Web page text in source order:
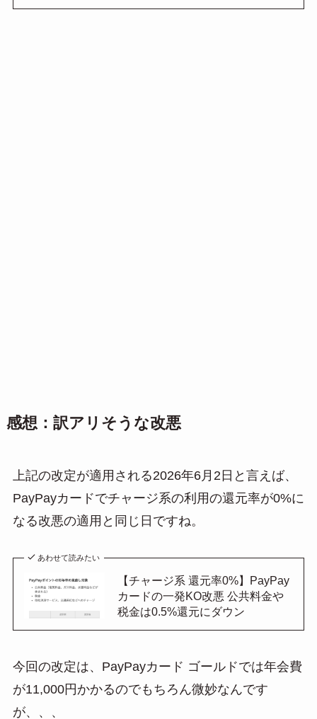
感想：訳アリそうな改悪
上記の改定が適用される2026年6月2日と言えば、
PayPayカードでチャージ系の利用の還元率が0%に
なる改悪の適用と同じ日ですね。
あわせて読みたい
【チャージ系 還元率0%】PayPay
カードの一発KO改悪 公共料金や
税金は0.5%還元にダウン
今回の改定は、PayPayカード ゴールドでは年会費
が11,000円かかるのでもちろん微妙なんです
が、、、